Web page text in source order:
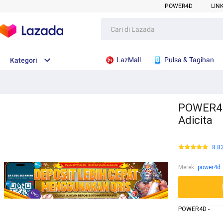
POWER4D
Kategori LazMall Pulsa & Tagihan
Adicita
Merek: power4d
POWER4D -